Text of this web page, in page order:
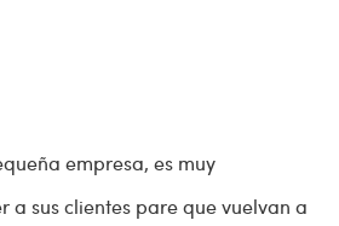
empresa, es muy
a sus clientes pare que vuelvan a